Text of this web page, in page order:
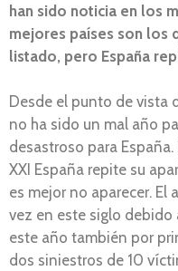
han sido noticia en los
mejores países son los
listado, pero España
Desde el punto de vista
no ha sido un mal año
desastroso para
XXI España repite su
es mejor no aparecer.
vez en este siglo debido
este año también por
dos siniestros de 10